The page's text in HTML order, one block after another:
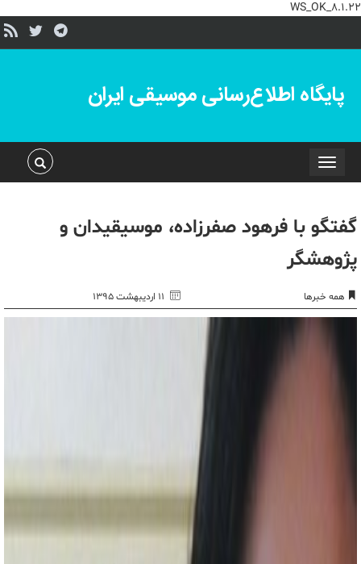
WS_OK_8.1.22
پایگاه اطلاع‌رسانی موسیقی ایران
Toggle
navigation
گفتگو با فرهود صفرزاده، موسیقیدان و
پژوهشگر
همه خبرها ۱۱ اردیبهشت ۱۳۹۵